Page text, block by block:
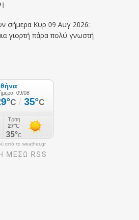
σήμερα Κυρ 09 Αυγ 2026:
γιορτή πάρα πολύ γνωστή
από το weather.gr
ΜΕΣΩ RSS